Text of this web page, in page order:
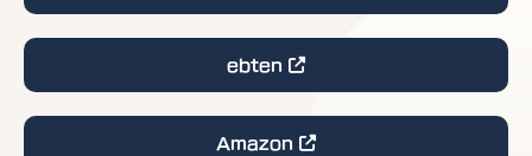
ebten
Amazon